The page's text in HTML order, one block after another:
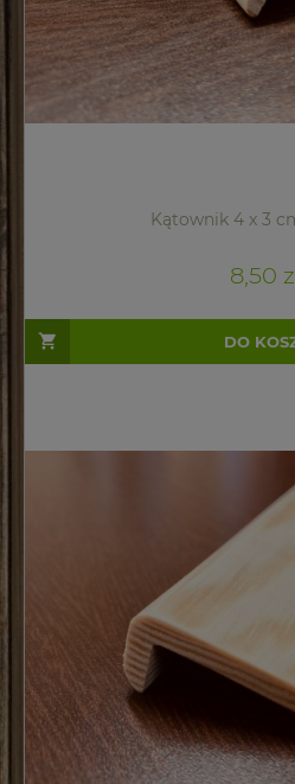
Kątownik 4 x 3
8,50
DO